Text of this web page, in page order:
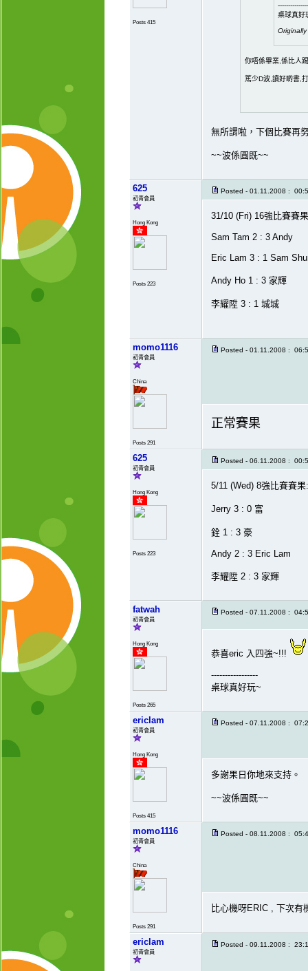
Posts 415
桌球真好
你唔係畢業,係比人
篤少D波,讀好啲書,
無所謂啦，下個比賽再
~~波係圓既~~
625
初青會員
Hong Kong
Posts 223
Posted - 01.11.2008 :
31/10 (Fri) 16強比賽賽
Sam Tam 2 : 3 Andy
Eric Lam 3 : 1 Sam
Andy Ho 1 : 3 家輝
李耀陞 3 : 1 城城
momo1116
初青會員
China
Posts 291
Posted - 01.11.2008 :
正常賽果
625
初青會員
Hong Kong
Posts 223
Posted - 06.11.2008 :
5/11 (Wed) 8強比賽賽果
Jerry 3 : 0 富
銓 1 : 3 豪
Andy 2 : 3 Eric Lam
李耀陞 2 : 3 家輝
fatwah
初青會員
Hong Kong
Posts 265
Posted - 07.11.2008 :
恭喜eric 入四強~!!!
-----------------
桌球真好玩~
ericlam
初青會員
Hong Kong
Posts 415
Posted - 07.11.2008 :
多謝果日你地來支持。
~~波係圓既~~
momo1116
初青會員
China
Posts 291
Posted - 08.11.2008 :
比心機呀ERIC , 下次有
ericlam
初青會員
Posted - 09.11.2008 :